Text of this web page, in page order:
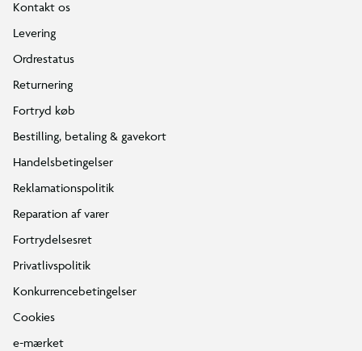
Kontakt os
Levering
Ordrestatus
Returnering
Fortryd køb
Bestilling, betaling & gavekort
Handelsbetingelser
Reklamationspolitik
Reparation af varer
Fortrydelsesret
Privatlivspolitik
Konkurrencebetingelser
Cookies
e-mærket